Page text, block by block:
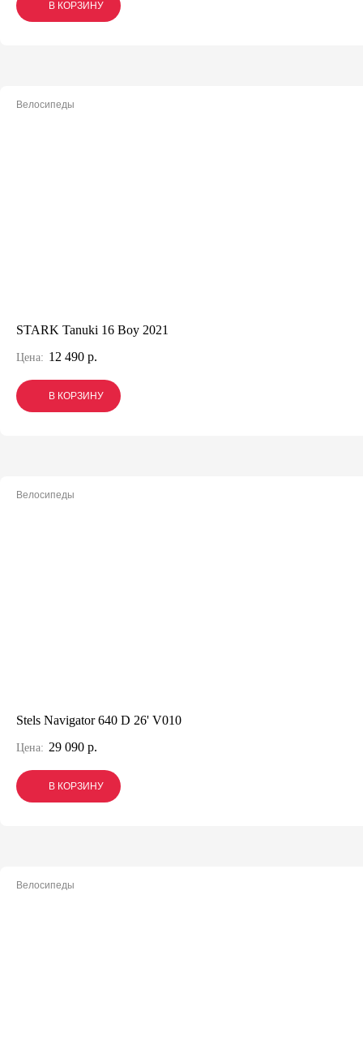
В КОРЗИНУ
В КОРЗИНУ
В КОРЗИНУ
Велосипеды
STARK Tanuki 16 Boy 2021
Цена: 12 490 р.
В КОРЗИНУ
В КОРЗИНУ
В КОРЗИНУ
Велосипеды
Stels Navigator 640 D 26' V010
Цена: 29 090 р.
В КОРЗИНУ
В КОРЗИНУ
В КОРЗИНУ
Велосипеды